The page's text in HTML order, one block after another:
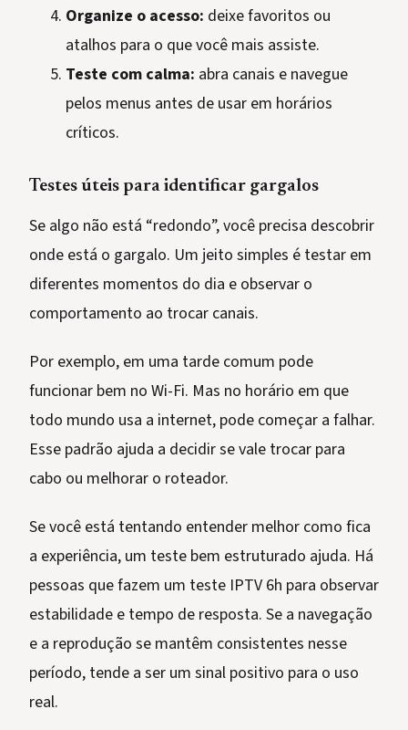
Organize o acesso: deixe favoritos ou
atalhos para o que você mais assiste.
Teste com calma: abra canais e navegue
pelos menus antes de usar em horários
críticos.
Testes úteis para identificar gargalos
Se algo não está “redondo”, você precisa descobrir
onde está o gargalo. Um jeito simples é testar em
diferentes momentos do dia e observar o
comportamento ao trocar canais.
Por exemplo, em uma tarde comum pode
funcionar bem no Wi-Fi. Mas no horário em que
todo mundo usa a internet, pode começar a falhar.
Esse padrão ajuda a decidir se vale trocar para
cabo ou melhorar o roteador.
Se você está tentando entender melhor como fica
a experiência, um teste bem estruturado ajuda. Há
pessoas que fazem um teste IPTV 6h para observar
estabilidade e tempo de resposta. Se a navegação
e a reprodução se mantêm consistentes nesse
período, tende a ser um sinal positivo para o uso
real.